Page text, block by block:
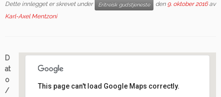
Dette innlegget er skrevet under Eritreisk gudstjeneste den 9. oktober 2016 av
Karl-Axel Mentzoni
This page can't load Google Maps correctly.
D
at
o
/